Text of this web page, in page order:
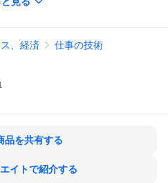
、経済
仕事の技術
品を共有する
イトで紹介する